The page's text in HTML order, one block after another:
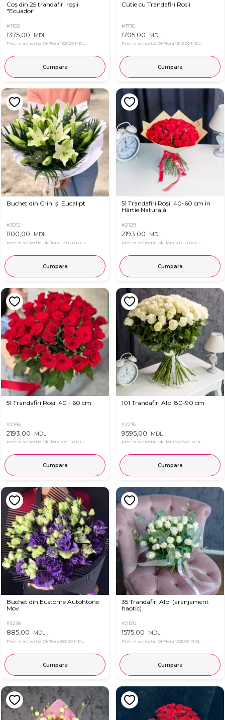
Coș din 25 trandafiri roșii
"Ecuador"
#1102
1375,00 MDL
Pret in aplicatia OkFlora 1325,00 MDL
Cumpara
Cutie cu Trandafiri Rosii
#1710
1705,00 MDL
Pret in aplicatia OkFlora 1643,00 MDL
Cumpara
Buchet din Crini și Eucalipt
#3012
1100,00 MDL
Pret in aplicatia OkFlora 1050,00 MDL
Cumpara
51 Trandafiri Roșii 40-60 cm în
Hârtie Naturală
#2129
2193,00 MDL
Pret in aplicatia OkFlora 2091,00 MDL
Cumpara
51 Trandafiri Roșii 40 - 60 cm
#2145
2193,00 MDL
Pret in aplicatia OkFlora 2091,00 MDL
Cumpara
101 Trandafiri Albi 80-90 cm
#2215
9595,00 MDL
Pret in aplicatia OkFlora 9393,00 MDL
Cumpara
Buchet din Eustome Autohtone
Mov
#3238
885,00 MDL
Pret in aplicatia OkFlora 855,00 MDL
Cumpara
35 Trandafiri Albi (aranjament
haotic)
#2120
1575,00 MDL
Pret in aplicatia OkFlora 1505,00 MDL
Cumpara